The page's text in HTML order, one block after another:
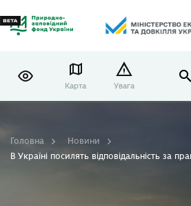
Карта Увага
Головна
Новини
В Україні посилять відповідальність за